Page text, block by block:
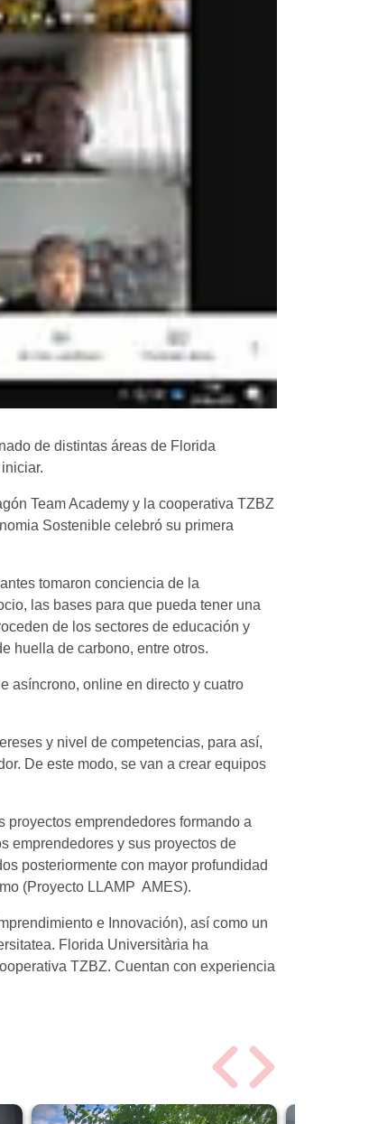
de distintas áreas de Florida
Team Academy y la cooperativa TZBZ
Sostenible celebró su primera
tomaron conciencia de la
las bases para que pueda tener una
de los sectores de educación y
huella de carbono, entre otros.
asíncrono, online en directo y cuatro
y nivel de competencias, para así,
De este modo, se van a crear equipos
emprendedores formando a
emprendedores y sus proyectos de
posteriormente con mayor profundidad
(Proyecto LLAMP  AMES).
e Innovación), así como un
Florida Universitària ha
TZBZ. Cuentan con experiencia